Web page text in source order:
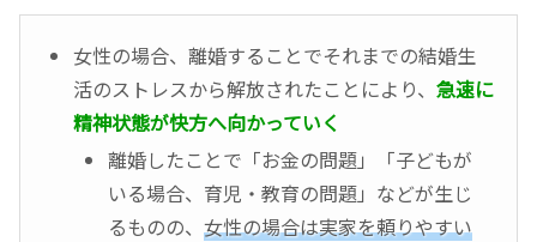
女性の場合、離婚することでそれまでの結婚生
活のストレスから解放されたことにより、急速に
精神状態が快方へ向かっていく
離婚したことで「お金の問題」「子どもが
いる場合、育児・教育の問題」などが生じ
るものの、女性の場合は実家を頼りやすい